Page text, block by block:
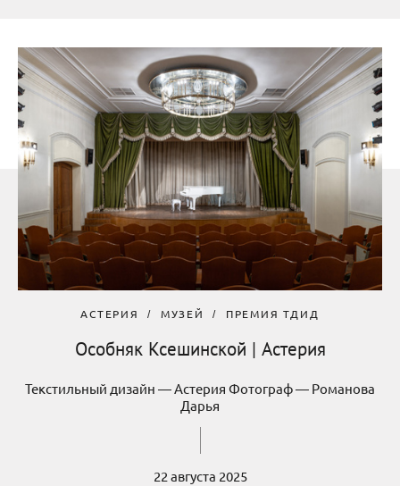
АСТЕРИЯ МУЗЕЙ ПРЕМИЯ ТДИД
Особняк Ксешинской | Астерия
Текстильный дизайн — Астерия Фотограф — Романова
Дарья
22 августа 2025